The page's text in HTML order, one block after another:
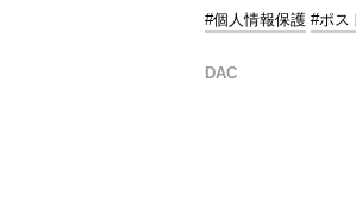
#個人情報保護 #ポス
DAC